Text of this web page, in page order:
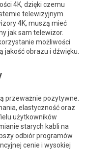
4K, dzięki czemu
telewizyjnym.
4K, muszą mieć
jak sam telewizor.
możliwości
obrazu i dźwięku.
przeważnie pozytywne.
elastyczność oraz
użytkowników
starych kabli na
odbiór programów
cenie i wysokiej